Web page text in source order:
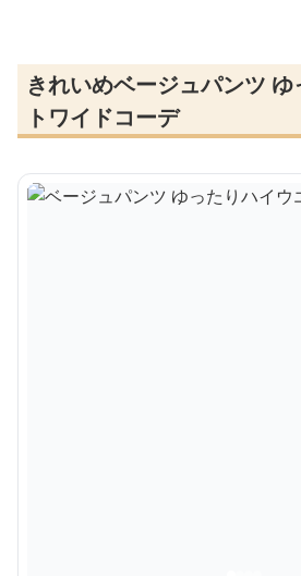
きれいめベージュパンツ
トワイドコーデ